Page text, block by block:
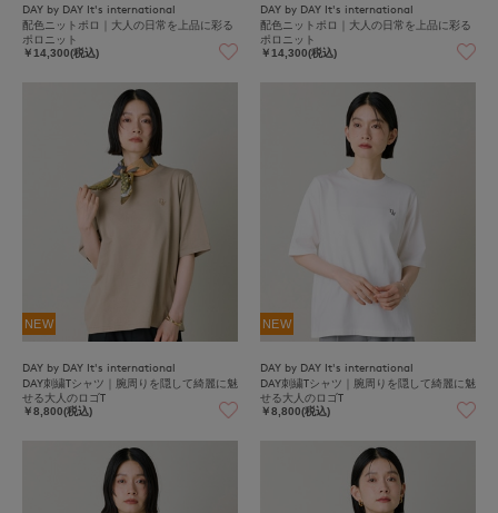
DAY by DAY It's international
配色ニットポロ｜大人の日常を上品に彩る
ポロニット
￥14,300(税込)
DAY by DAY It's international
配色ニットポロ｜大人の日常を上品に彩る
ポロニット
￥14,300(税込)
NEW
DAY by DAY It's international
DAY刺繍Tシャツ｜腕周りを隠して綺麗に魅
せる大人のロゴT
￥8,800(税込)
NEW
DAY by DAY It's international
DAY刺繍Tシャツ｜腕周りを隠して綺麗に魅
せる大人のロゴT
￥8,800(税込)